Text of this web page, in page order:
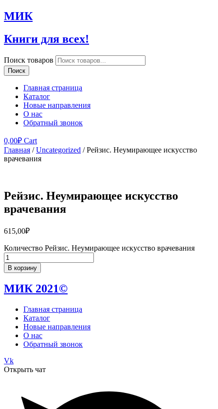
МИК
Книги для всех!
Поиск товаров
Поиск
Главная страница
Каталог
Новые направления
О нас
Обратный звонок
0,00₽ Cart
Главная /Uncategorized / Рейзис. Неумирающее искусство
врачевания
Рейзис. Неумирающее искусство
врачевания
615,00₽
Количество Рейзис. Неумирающее искусство врачевания
В корзину
МИК 2021©
Главная страница
Каталог
Новые направления
О нас
Обратный звонок
Vk
Открыть чат